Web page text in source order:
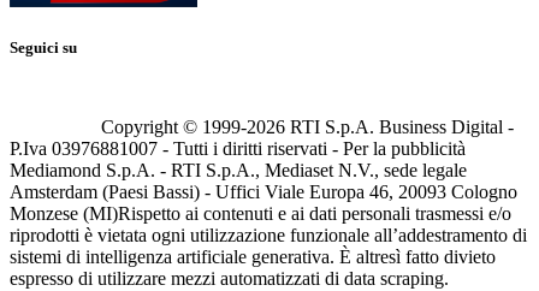
Seguici su
Copyright © 1999-2026 RTI S.p.A. Business Digital -
P.Iva 03976881007 - Tutti i diritti riservati - Per la pubblicità
Mediamond S.p.A. - RTI S.p.A., Mediaset N.V., sede legale
Amsterdam (Paesi Bassi) - Uffici Viale Europa 46, 20093 Cologno
Monzese (MI)Rispetto ai contenuti e ai dati personali trasmessi e/o
riprodotti è vietata ogni utilizzazione funzionale all’addestramento di
sistemi di intelligenza artificiale generativa. È altresì fatto divieto
espresso di utilizzare mezzi automatizzati di data scraping.